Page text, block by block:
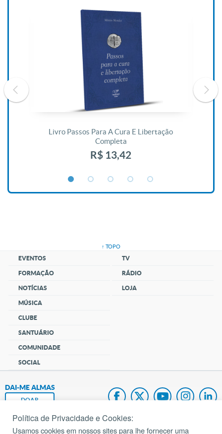
Livro Passos Para A Cura E Libertação
Completa
R$ 13,42
↑ TOPO
EVENTOS
FORMAÇÃO
NOTÍCIAS
MÚSICA
CLUBE
SANTUÁRIO
COMUNIDADE
SOCIAL
TV
RÁDIO
LOJA
DAI-ME ALMAS
DOAR
Fundação João Paulo II
Política de Privacidade e Cookies:
Usamos cookies em nossos sites para lhe fornecer uma